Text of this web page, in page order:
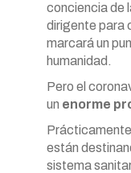
conciencia de
dirigente para
marcará un
humanidad.
Pero el
un enorme
están
sistema